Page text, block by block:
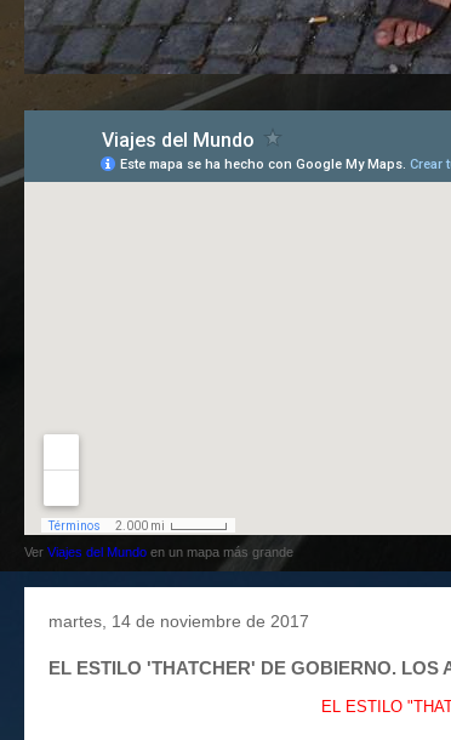
Ver Viajes del Mundo en un mapa más grande
martes, 14 de noviembre de 2017
EL ESTILO 'THATCHER' DE GOBIERNO. LOS
EL ESTILO